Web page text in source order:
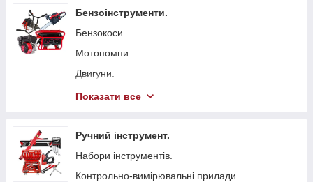
Вібратори глибинні для бетону
Стрічкові пили
Токарні станки
Гайковерти мережеві
Свердлильні верстати
Штроборізи
Плиткорізи.
Електроножиці
Бензоінструменти.
Бензокоси.
Мотопомпи
Двигуни.
Бензопили.
Віброплити
Бензинові газонокосарки.
Бетонорізи
Показати все
Ручний інструмент.
Набори інструментів.
Контрольно-вимірювальні прилади.